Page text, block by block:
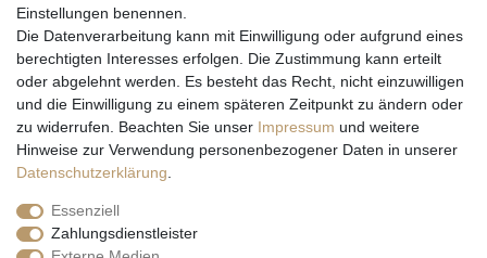
Wir versenden mit
Einstellungen benennen.
Die Datenverarbeitung kann mit Einwilligung oder aufgrund eines
berechtigten Interesses erfolgen. Die Zustimmung kann erteilt
oder abgelehnt werden. Es besteht das Recht, nicht einzuwilligen
und die Einwilligung zu einem späteren Zeitpunkt zu ändern oder
zu widerrufen. Beachten Sie unser Impressum und weitere
Hinweise zur Verwendung personenbezogener Daten in unserer
Daten­schutz­erklärung
Essenziell
Zahlungsdienstleister